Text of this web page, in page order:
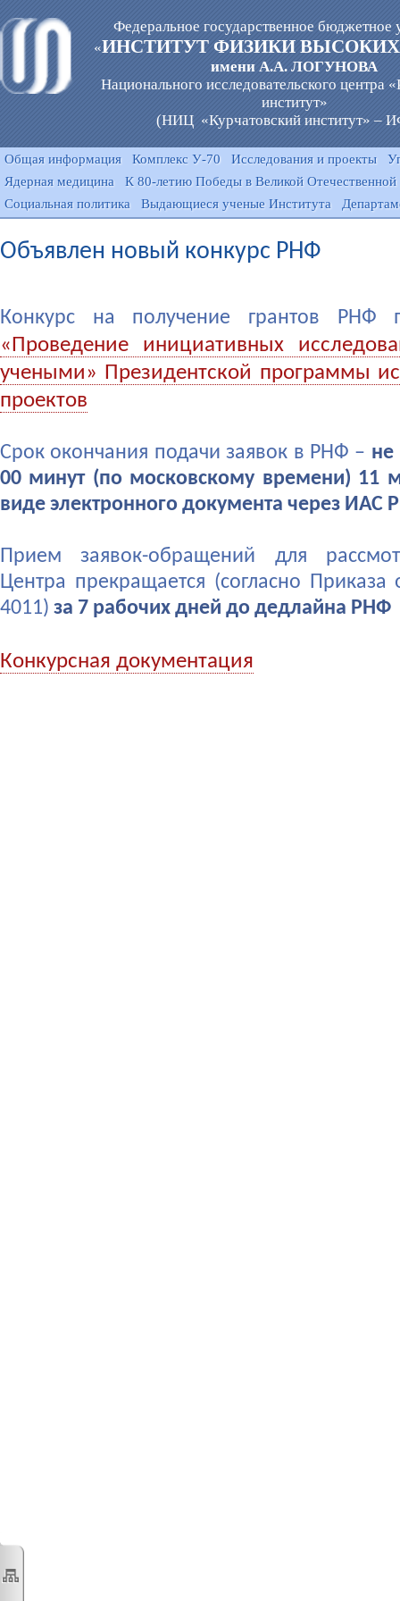
Федеральное государственное бюджетное
«ИНСТИТУТ ФИЗИКИ
имени А.А. ЛОГУНОВА
Национального исследовательского центра
институт»
(НИЦ «Курчатовский институт» –
Общая информация Комплекс У-70 Исследования и проекты
Ядерная медицина
К 80-летию Победы в Великой Отечественной
Социальная политика
Выдающиеся ученые Института
Объявлен новый конкурс РНФ
Конкурс на получение грантов РНФ
«Проведение инициативных
учеными» Президентской программы
проектов
Срок окончания подачи заявок в РНФ – не
00 минут (по московскому времени) 11
виде электронного документа через ИАС
Прием заявок-обращений для
Центра прекращается (согласно
4011) за 7 рабочих дней до дедлайна РНФ
Конкурсная документация